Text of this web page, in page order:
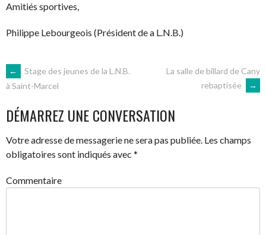
Amitiés sportives,
Philippe Lebourgeois (Président de a L.N.B.)
NAVIGATION
DES
ARTICLES
←
Stage des jeunes de la L.N.B.
à Saint-Marcel
La salle de billard de Cany
rebaptisée
→
DÉMARREZ UNE CONVERSATION
Votre adresse de messagerie ne sera pas publiée. Les champs
obligatoires sont indiqués avec *
Commentaire